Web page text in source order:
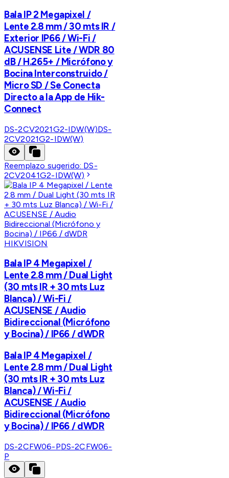
Bala IP 2 Megapixel /
Lente 2.8 mm / 30 mts IR /
Exterior IP66 / Wi-Fi /
ACUSENSE Lite / WDR 80
dB / H.265+ / Micrófono y
Bocina Interconstruido /
Micro SD / Se Conecta
Directo a la App de Hik-
Connect
DS-2CV2021G2-IDW(W)DS-
2CV2021G2-IDW(W)
Reemplazo sugerido: DS-
2CV2041G2-IDW(W)
HIKVISION
Bala IP 4 Megapixel /
Lente 2.8 mm / Dual Light
(30 mts IR + 30 mts Luz
Blanca) / Wi-Fi /
ACUSENSE / Audio
Bidireccional (Micrófono
y Bocina) / IP66 / dWDR
Bala IP 4 Megapixel /
Lente 2.8 mm / Dual Light
(30 mts IR + 30 mts Luz
Blanca) / Wi-Fi /
ACUSENSE / Audio
Bidireccional (Micrófono
y Bocina) / IP66 / dWDR
DS-2CFW06-PDS-2CFW06-
P